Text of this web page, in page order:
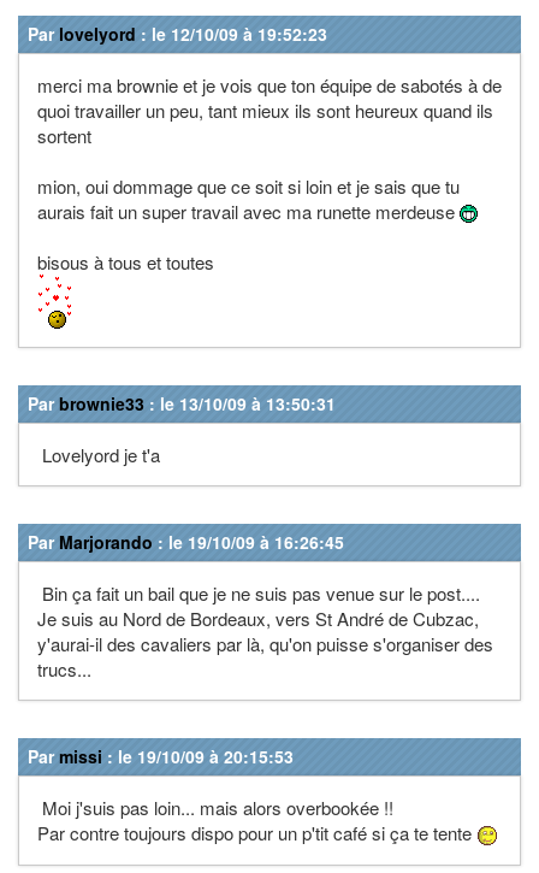
Par lovelyord : le 12/10/09 à 19:52:23
merci ma brownie et je vois que ton équipe de sabotés à de
quoi travailler un peu, tant mieux ils sont heureux quand ils
sortent
mion, oui dommage que ce soit si loin et je sais que tu
aurais fait un super travail avec ma runette merdeuse
bisous à tous et toutes
Parbrownie33 : le 13/10/09 à 13:50:31
Lovelyord je t'a
Par Marjorando : le 19/10/09 à 16:26:45
Bin ça fait un bail que je ne suis pas venue sur le post....
Je suis au Nord de Bordeaux, vers St André de Cubzac,
y'aurai-il des cavaliers par là, qu'on puisse s'organiser des
trucs...
Parmissi : le 19/10/09 à 20:15:53
Moi j'suis pas loin... mais alors overbookée !!
Par contre toujours dispo pour un p'tit café si ça te tente